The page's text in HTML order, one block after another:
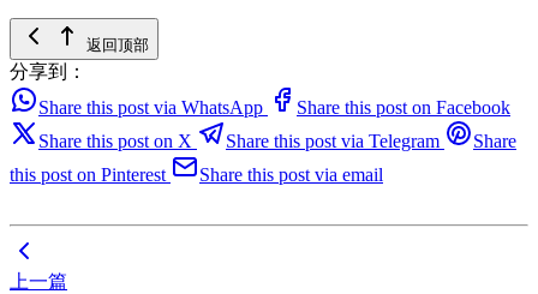
返回顶部
分享到：
Share this post via WhatsApp
Share this post on Facebook
Share this post on X
Share this post via Telegram
Share
this post on Pinterest
Share this post via email
上一篇